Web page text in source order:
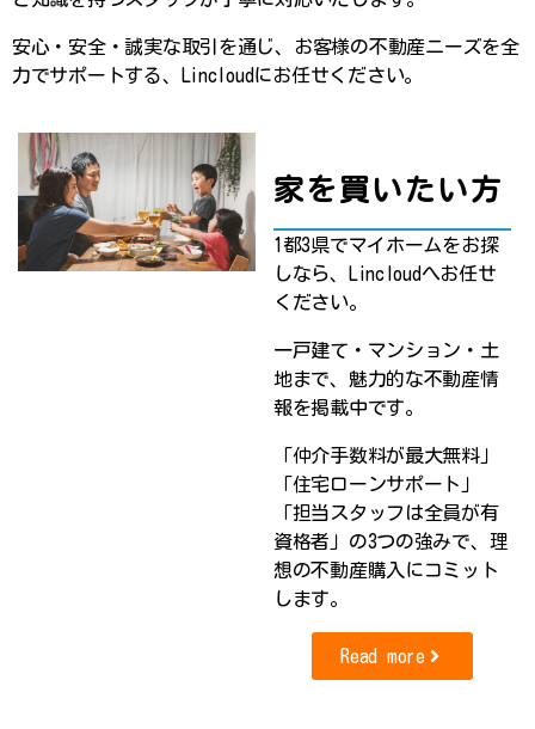
安心・安全・誠実な取引を通じ、お客様の不動産ニーズを全
力でサポートする、​​Lincloudにお任せください。
家を買いたい方
1都3県でマイホームをお探
しなら、Lincloudへお任せ
ください。
一戸建て・マンション・土
地まで、魅力的な不動産情
報を掲載中です。
「仲介手数料が最大無料」
「住宅ローンサポート」
「担当スタッフは全員が有
資格者」の3つの強みで、理
想の不動産購入にコミット
します。
Read more